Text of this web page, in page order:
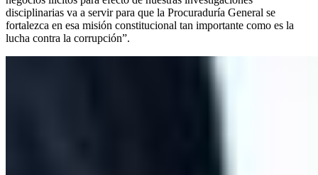
disciplinarias va a servir para que la Procuraduría General se
fortalezca en esa misión constitucional tan importante como es la
lucha contra la corrupción”.